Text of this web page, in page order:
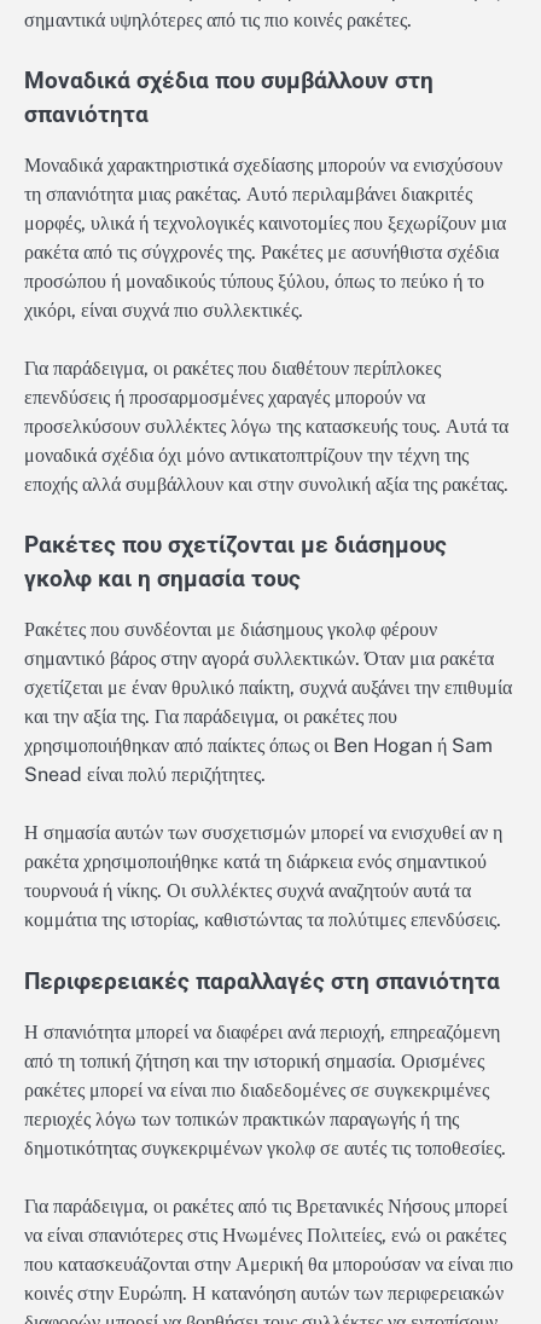
σημαντικά υψηλότερες από τις πιο κοινές ρακέτες.
Μοναδικά σχέδια που συμβάλλουν στη
σπανιότητα
Μοναδικά χαρακτηριστικά σχεδίασης μπορούν να ενισχύσουν
τη σπανιότητα μιας ρακέτας. Αυτό περιλαμβάνει διακριτές
μορφές, υλικά ή τεχνολογικές καινοτομίες που ξεχωρίζουν μια
ρακέτα από τις σύγχρονές της. Ρακέτες με ασυνήθιστα σχέδια
προσώπου ή μοναδικούς τύπους ξύλου, όπως το πεύκο ή το
χικόρι, είναι συχνά πιο συλλεκτικές.
Για παράδειγμα, οι ρακέτες που διαθέτουν περίπλοκες
επενδύσεις ή προσαρμοσμένες χαραγές μπορούν να
προσελκύσουν συλλέκτες λόγω της κατασκευής τους. Αυτά τα
μοναδικά σχέδια όχι μόνο αντικατοπτρίζουν την τέχνη της
εποχής αλλά συμβάλλουν και στην συνολική αξία της ρακέτας.
Ρακέτες που σχετίζονται με διάσημους
γκολφ και η σημασία τους
Ρακέτες που συνδέονται με διάσημους γκολφ φέρουν
σημαντικό βάρος στην αγορά συλλεκτικών. Όταν μια ρακέτα
σχετίζεται με έναν θρυλικό παίκτη, συχνά αυξάνει την επιθυμία
και την αξία της. Για παράδειγμα, οι ρακέτες που
χρησιμοποιήθηκαν από παίκτες όπως οι Ben Hogan ή Sam
Snead είναι πολύ περιζήτητες.
Η σημασία αυτών των συσχετισμών μπορεί να ενισχυθεί αν η
ρακέτα χρησιμοποιήθηκε κατά τη διάρκεια ενός σημαντικού
τουρνουά ή νίκης. Οι συλλέκτες συχνά αναζητούν αυτά τα
κομμάτια της ιστορίας, καθιστώντας τα πολύτιμες επενδύσεις.
Περιφερειακές παραλλαγές στη σπανιότητα
Η σπανιότητα μπορεί να διαφέρει ανά περιοχή, επηρεαζόμενη
από τη τοπική ζήτηση και την ιστορική σημασία. Ορισμένες
ρακέτες μπορεί να είναι πιο διαδεδομένες σε συγκεκριμένες
περιοχές λόγω των τοπικών πρακτικών παραγωγής ή της
δημοτικότητας συγκεκριμένων γκολφ σε αυτές τις τοποθεσίες.
Για παράδειγμα, οι ρακέτες από τις Βρετανικές Νήσους μπορεί
να είναι σπανιότερες στις Ηνωμένες Πολιτείες, ενώ οι ρακέτες
που κατασκευάζονται στην Αμερική θα μπορούσαν να είναι πιο
κοινές στην Ευρώπη. Η κατανόηση αυτών των περιφερειακών